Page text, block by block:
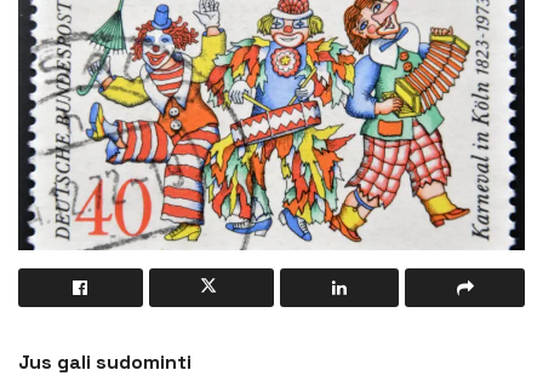
Jus gali sudominti